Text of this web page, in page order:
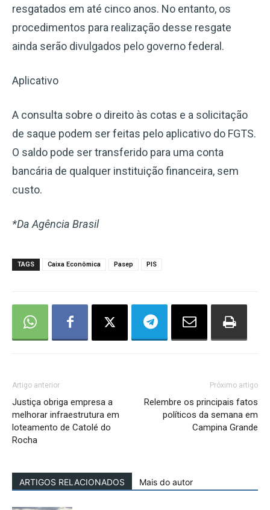
resgatados em até cinco anos. No entanto, os
procedimentos para realização desse resgate
ainda serão divulgados pelo governo federal.
Aplicativo
A consulta sobre o direito às cotas e a solicitação
de saque podem ser feitas pelo aplicativo do FGTS.
O saldo pode ser transferido para uma conta
bancária de qualquer instituição financeira, sem
custo.
*Da Agência Brasil
TAGS Caixa Econômica Pasep PIS
Artigo anterior
Justiça obriga empresa a
melhorar infraestrutura em
loteamento de Catolé do
Rocha
Próximo artigo
Relembre os principais fatos
políticos da semana em
Campina Grande
ARTIGOS RELACIONADOS Mais do autor